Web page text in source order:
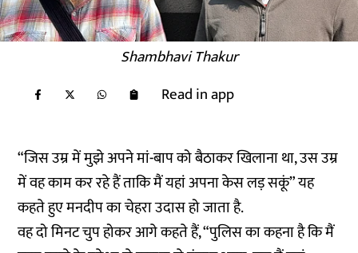
Shambhavi Thakur
Read in app
“जिस उम्र में मुझे अपने मां-बाप को बैठाकर खिलाना था, उस उम्र
में वह काम कर रहे हैं ताकि मैं यहां अपना केस लड़ सकूं” यह
कहते हुए मनदीप का चेहरा उदास हो जाता है.
वह दो मिनट चुप होकर आगे कहते हैं, “पुलिस का कहना है कि मैं